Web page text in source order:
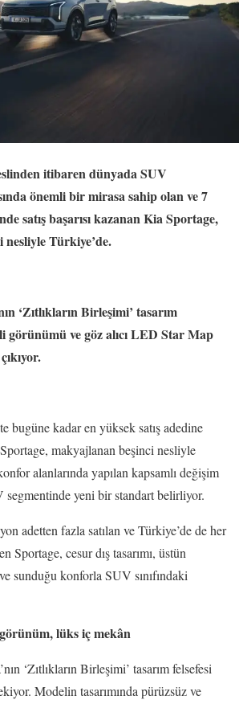
itibaren dünyada SUV
önemli bir mirasa sahip olan ve 7
satış başarısı kazanan Kia Sportage,
Türkiye’de.
‘Zıtlıkların Birleşimi’ tasarım
görünümü ve göz alıcı LED Star Map
bugüne kadar en yüksek satış adedine
makyajlanan beşinci nesliyle
alanlarında yapılan kapsamlı değişim
yeni bir standart belirliyor.
adetten fazla satılan ve Türkiye’de de her
Sportage, cesur dış tasarımı, üstün
sunduğu konforla SUV sınıfındaki
lüks iç mekân
‘Zıtlıkların Birleşimi’ tasarım felsefesi
Modelin tasarımında pürüzsüz ve